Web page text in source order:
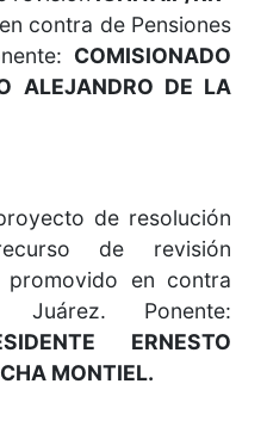
contra de Pensiones
COMISIONADO
ALEJANDRO DE LA
de resolución
de revisión
promovido en contra
Ponente:
ERNESTO
MONTIEL.